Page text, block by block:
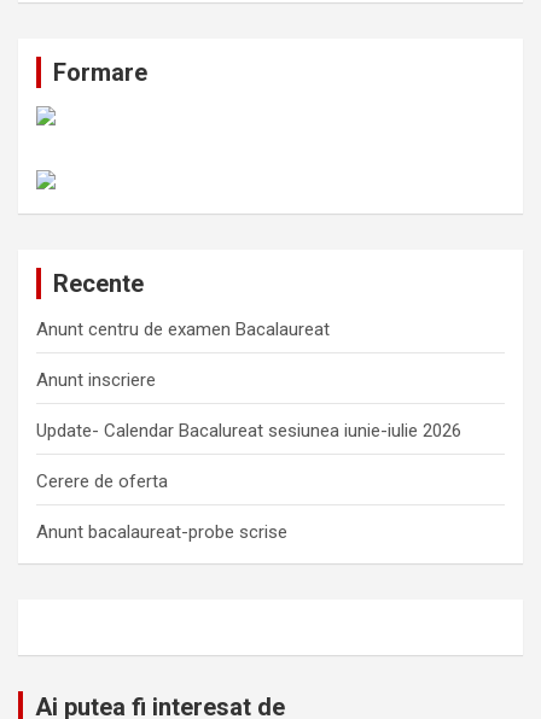
Formare
Recente
Anunt centru de examen Bacalaureat
Anunt inscriere
Update- Calendar Bacalureat sesiunea iunie-iulie 2026
Cerere de oferta
Anunt bacalaureat-probe scrise
Ai putea fi interesat de